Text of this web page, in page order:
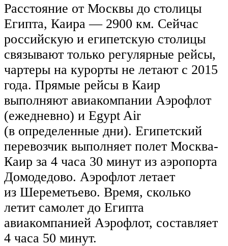
Расстояние от Москвы до столицы
Египта, Каира — 2900 км. Сейчас
российскую и египетскую столицы
связывают только регулярные рейсы,
чартеры на курорты не летают с 2015
года. Прямые рейсы в Каир
выполняют авиакомпании Аэрофлот
(ежедневно) и Egypt Air
(в определенные дни). Египетский
перевозчик выполняет полет Москва-
Каир за 4 часа 30 минут из аэропорта
Домодедово. Аэрофлот летает
из Шереметьево. Время, сколько
летит самолет до Египта
авиакомпанией Аэрофлот, составляет
4 часа 50 минут.